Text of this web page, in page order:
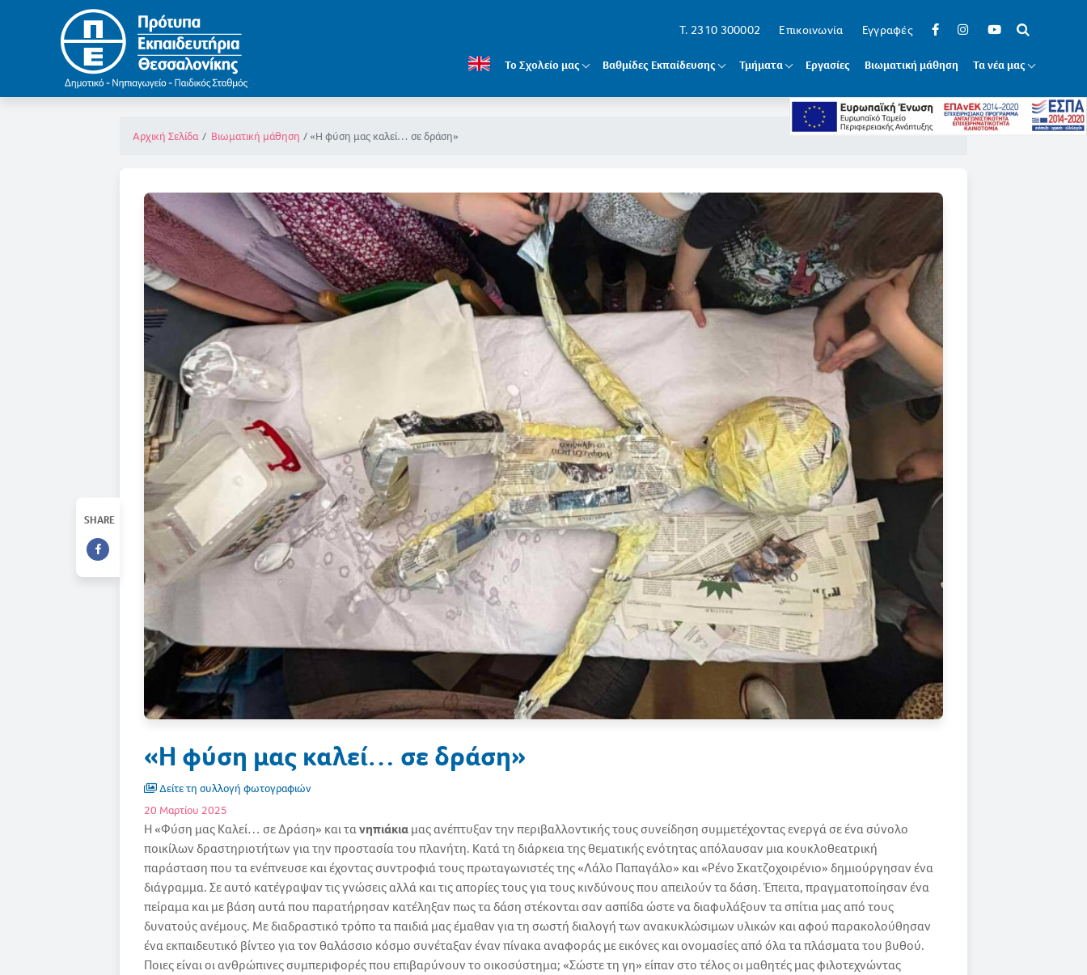
T. 2310 300002 Επικοινωνία Εγγραφές
Το Σχολείο μας Βαθμίδες Εκπαίδευσης Τμήματα Εργασίες Βιωματική μάθηση Τα νέα μας
Αρχική Σελίδα Βιωματική μάθηση «Η φύση μας καλεί… σε δράση»
«Η φύση μας καλεί… σε δράση»
Δείτε τη συλλογή φωτογραφιών
20 Μαρτίου 2025
Η «Φύση μας Καλεί… σε Δράση» και τανηπιάκιαμας ανέπτυξαν την περιβαλλοντικής τους συνείδηση συμμετέχοντας ενεργά σε ένα σύνολο
ποικίλων δραστηριοτήτων για την προστασία του πλανήτη. Κατά τη διάρκεια της θεματικής ενότητας απόλαυσαν μια κουκλοθεατρική
παράσταση που τα ενέπνευσε και έχοντας συντροφιά τους πρωταγωνιστές της «Λάλο Παπαγάλο» και «Ρένο Σκατζοχοιρένιο» δημιούργησαν ένα
διάγραμμα. Σε αυτό κατέγραψαν τις γνώσεις αλλά και τις απορίες τους για τους κινδύνους που απειλούν τα δάση. Έπειτα, πραγματοποίησαν ένα
πείραμα και με βάση αυτά που παρατήρησαν κατέληξαν πως τα δάση στέκονται σαν ασπίδα ώστε να διαφυλάξουν τα σπίτια μας από τους
δυνατούς ανέμους. Με διαδραστικό τρόπο τα παιδιά μας έμαθαν για τη σωστή διαλογή των ανακυκλώσιμων υλικών και αφού παρακολούθησαν
ένα εκπαιδευτικό βίντεο για τον θαλάσσιο κόσμο συνέταξαν έναν πίνακα αναφοράς με εικόνες και ονομασίες από όλα τα πλάσματα του βυθού.
Ποιες είναι οι ανθρώπινες συμπεριφορές που επιβαρύνουν το οικοσύστημα; «Σώστε τη γη» είπαν στο τέλος οι μαθητές μας φιλοτεχνώντας
SHARE